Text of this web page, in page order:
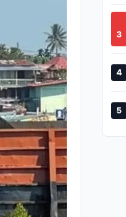
3
4
5